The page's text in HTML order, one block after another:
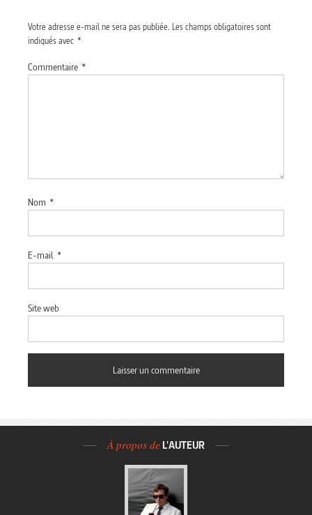
Votre adresse e-mail ne sera pas publiée. Les champs obligatoires sont
indiqués avec *
Commentaire *
Nom *
E-mail *
Site web
À propos de L'AUTEUR